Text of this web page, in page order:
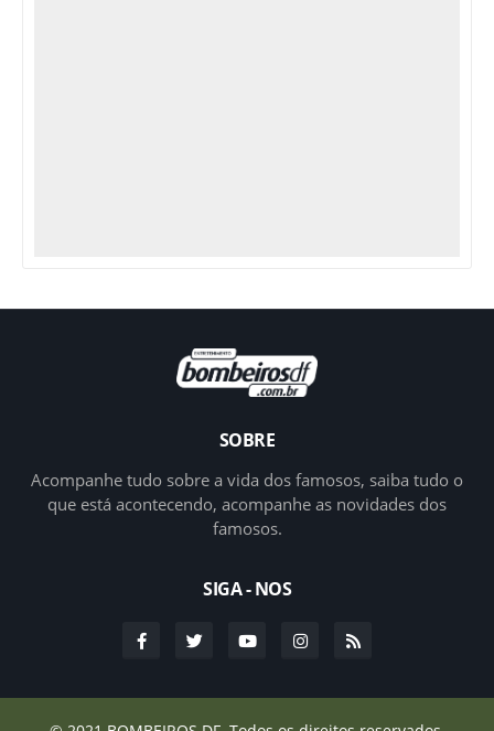
SOBRE
Acompanhe tudo sobre a vida dos famosos, saiba tudo o
que está acontecendo, acompanhe as novidades dos
famosos.
SIGA - NOS